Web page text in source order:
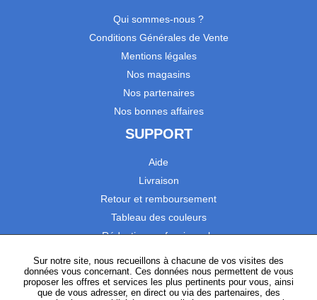
Qui sommes-nous ?
Conditions Générales de Vente
Mentions légales
Nos magasins
Nos partenaires
Nos bonnes affaires
SUPPORT
Aide
Livraison
Retour et remboursement
Tableau des couleurs
Réduction professionnels
Satisfaction Clients
Sur notre site, nous recueillons à chacune de vos visites des
données vous concernant. Ces données nous permettent de vous
proposer les offres et services les plus pertinents pour vous, ainsi
que de vous adresser, en direct ou via des partenaires, des